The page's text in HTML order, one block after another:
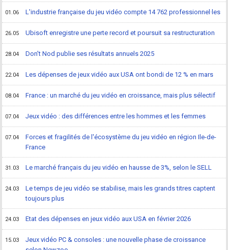
01.06 L'industrie française du jeu vidéo compte 14 762 professionnel·les
26.05 Ubisoft enregistre une perte record et poursuit sa restructuration
28.04 Don't Nod publie ses résultats annuels 2025
22.04 Les dépenses de jeux vidéo aux USA ont bondi de 12 % en mars
08.04 France : un marché du jeu vidéo en croissance, mais plus sélectif
07.04 Jeux vidéo : des différences entre les hommes et les femmes
07.04
Forces et fragilités de l'écosystème du jeu vidéo en région Ile-de-
France
31.03 Le marché français du jeu vidéo en hausse de 3%, selon le SELL
24.03
Le temps de jeu vidéo se stabilise, mais les grands titres captent
toujours plus
24.03 Etat des dépenses en jeux vidéo aux USA en février 2026
15.03
Jeux vidéo PC & consoles : une nouvelle phase de croissance